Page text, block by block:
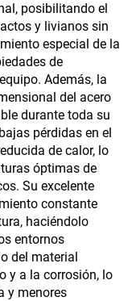
posibilitando el
y livianos sin
especial de la
de
Además, la
del acero
durante toda su
pérdidas en el
de calor, lo
óptimas de
Su excelente
constante
haciéndolo
entornos
del material
y a la corrosión, lo
y menores